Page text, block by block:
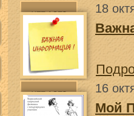
18
16
Мой